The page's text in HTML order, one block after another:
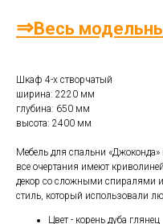
⇒Весь
Шкаф 4-х створчатый
ширина: 2220 мм
глубина: 650 мм
высота: 2400 мм
Мебель для спальни
все очертания имеют
декор со сложными спиралями
стиль, который использовали
Цвет - корень дуба глянец